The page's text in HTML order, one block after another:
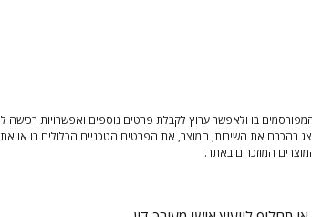
בו ולאפשר ערוץ לקבלת פרטים נוספים ואפשרויות רכישה
בהכרח את השירות, המוצר, את הפרטים הטכניים הכלולים בו או
המוזכרים באתר.